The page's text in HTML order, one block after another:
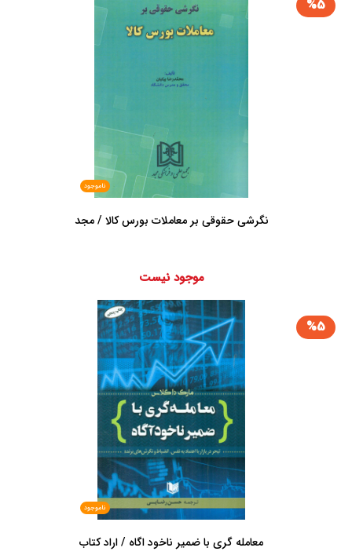
%5
ناموجود
نگرشی حقوقی بر معاملات بورس کالا / مجد
موجود نیست
%5
ناموجود
معامله گری با ضمیر ناخود اگاه / اراد کتاب